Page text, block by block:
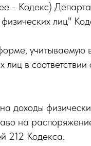
- Кодекс)
лиц"
учитываемую
в
доходы
на
212 Кодекса.